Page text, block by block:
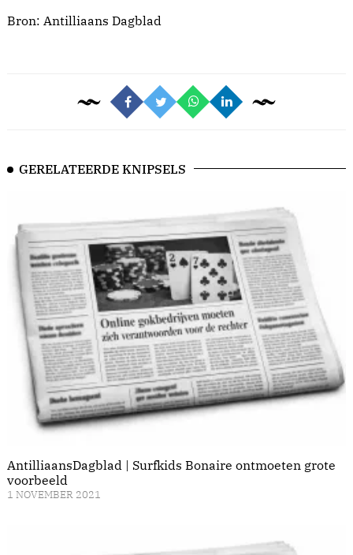
Bron: Antilliaans Dagblad
GERELATEERDE KNIPSELS
AntilliaansDagblad | Surfkids Bonaire ontmoeten grote
voorbeeld
1 NOVEMBER 2021